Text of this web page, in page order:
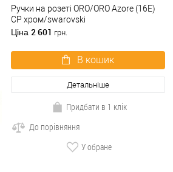
Ручки на розеті ORO/ORO Azore (16E)
CP хром/swarovski
Ціна 2 601 грн.
В кошик
Детальніше
Придбати в 1 клік
До порівняння
У обране